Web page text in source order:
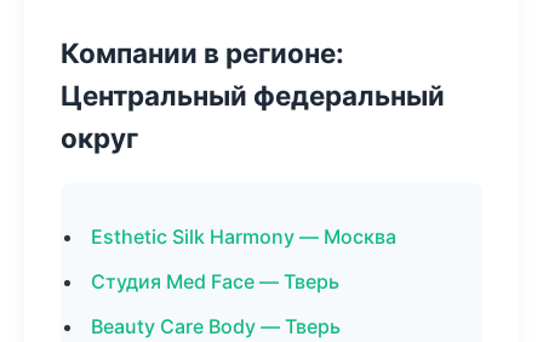
Компании в регионе:
Центральный федеральный
округ
Esthetic Silk Harmony — Москва
Студия Med Face — Тверь
Beauty Care Body — Тверь